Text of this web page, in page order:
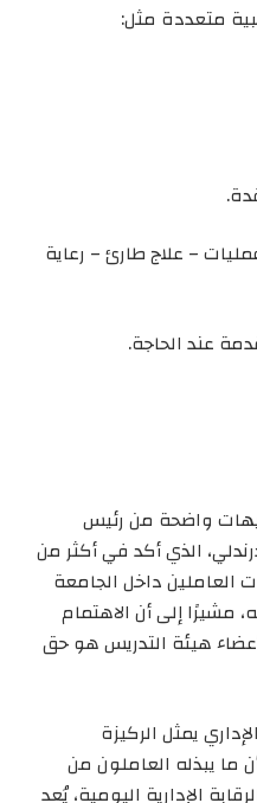
متعددة مثل:
– علاج طارئ – رعاية
عند الحاجة.
واضحة من رئيس
الذي أكد في أكثر من
العاملين داخل الجامعة
مشيرًا إلى أن الاهتمام
هيئة التدريس هو حق
يمثل الركيزة
ما يبذله العاملون من
الإدارية اليومية، يُعد